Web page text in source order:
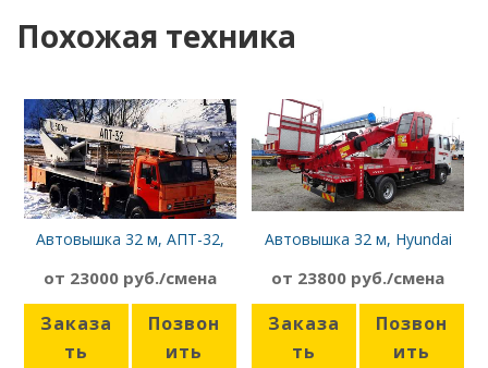
Похожая техника
Автовышка 32 м, АПТ-32,
от 23000 руб./смена
Заказа
ть
Позвон
ить
Автовышка 32 м, Hyundai
от 23800 руб./смена
Заказа
ть
Позвон
ить